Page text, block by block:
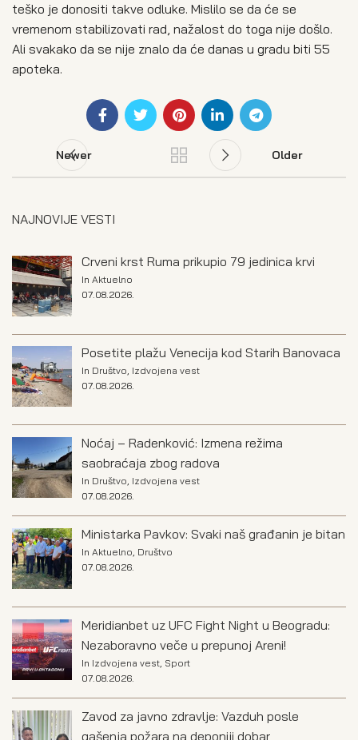
teško je donositi takve odluke. Mislilo se da će se
vremenom stabilizovati rad, nažalost do toga nije došlo.
Ali svakako da se nije znalo da će danas u gradu biti 55
apoteka.
Newer Older
NAJNOVIJE VESTI
Crveni krst Ruma prikupio 79 jedinica krvi
In Aktuelno
07.08.2026.
Posetite plažu Venecija kod Starih Banovaca
In Društvo Izdvojena vest
07.08.2026.
Noćaj – Radenković: Izmena režima
saobraćaja zbog radova
In Društvo, Izdvojena vest
07.08.2026.
Ministarka Pavkov: Svaki naš građanin je bitan
In Aktuelno, Društvo
07.08.2026.
Meridianbet uz UFC Fight Night u Beogradu:
Nezaboravno veče u prepunoj Areni!
In Izdvojena vest, Sport
07.08.2026.
Zavod za javno zdravlje: Vazduh posle
gašenja požara na deponiji dobar